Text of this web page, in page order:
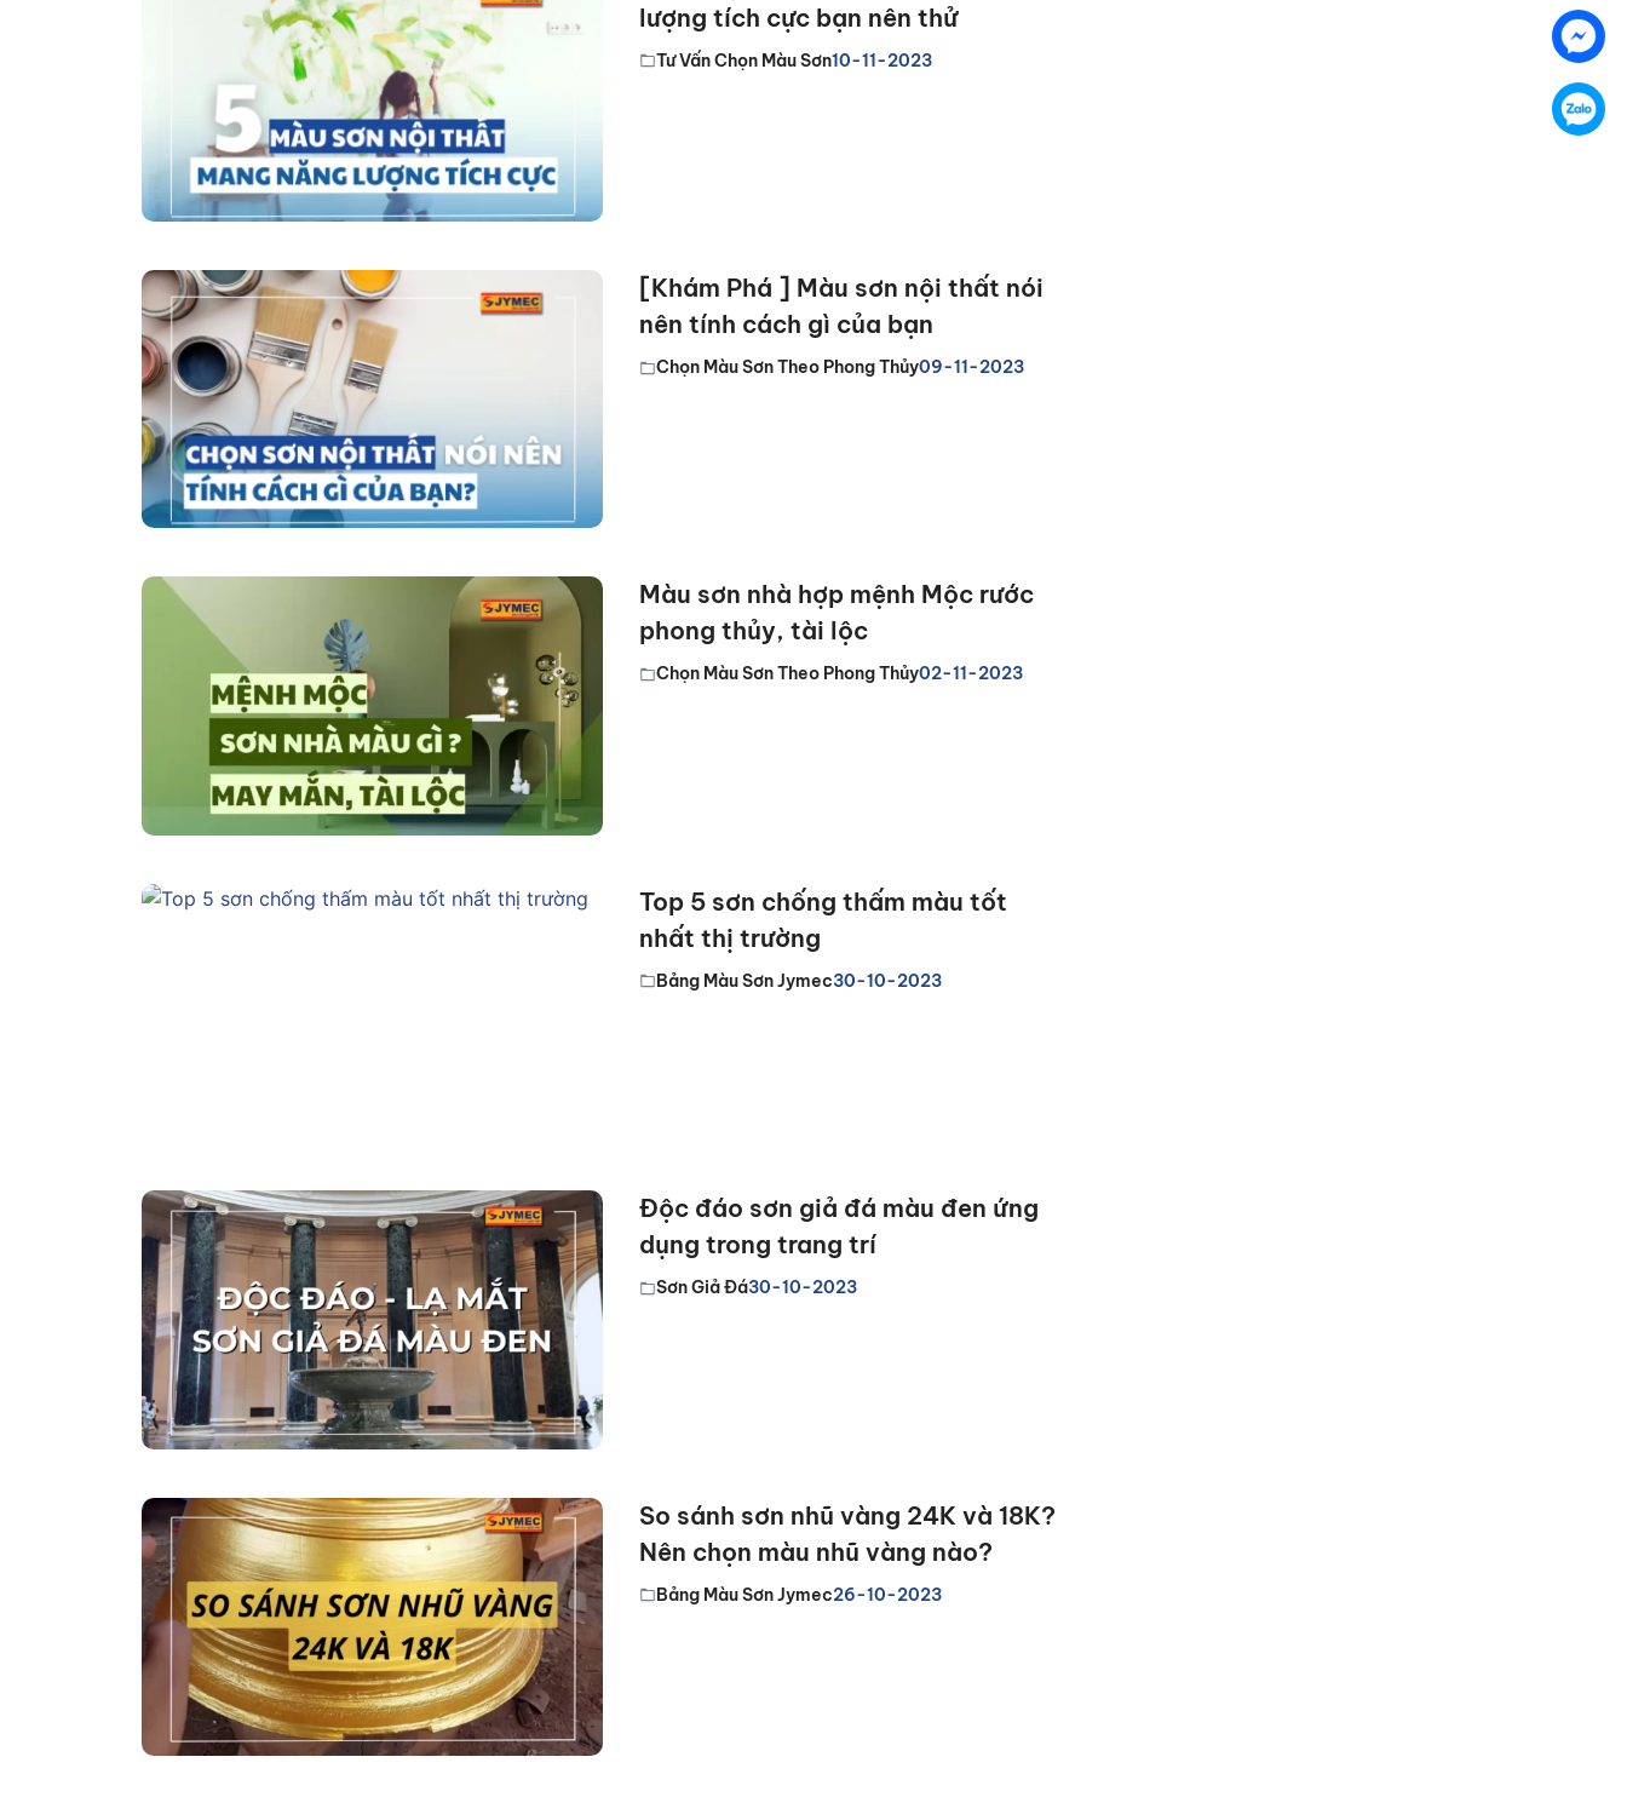
lượng tích cực bạn nên thử
Tư Vấn Chọn Màu Sơn10-11-2023
[Khám Phá ] Màu sơn nội thất nói
nên tính cách gì của bạn
Chọn Màu Sơn Theo Phong Thủy09-11-2023
Màu sơn nhà hợp mệnh Mộc rước
phong thủy, tài lộc
Chọn Màu Sơn Theo Phong Thủy02-11-2023
Top 5 sơn chống thấm màu tốt
nhất thị trường
Bảng Màu Sơn Jymec30-10-2023
Độc đáo sơn giả đá màu đen ứng
dụng trong trang trí
Sơn Giả Đá30-10-2023
So sánh sơn nhũ vàng 24K và 18K?
Nên chọn màu nhũ vàng nào?
Bảng Màu Sơn Jymec26-10-2023